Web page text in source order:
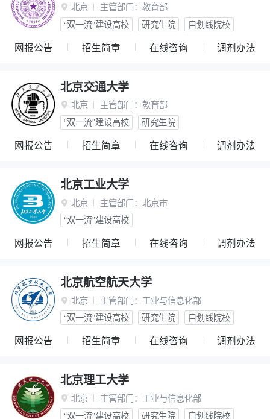
 北京 主管部门： 教育部
“双一流”建设高校
研究生院 自划线院校
网报公告 招生简章 在线咨询 调剂办法
北京交通大学
 北京 主管部门： 教育部
“双一流”建设高校
研究生院
网报公告 招生简章 在线咨询 调剂办法
北京工业大学
 北京 主管部门： 北京市
“双一流”建设高校
网报公告 招生简章 在线咨询 调剂办法
北京航空航天大学
 北京 主管部门： 工业与信息化部
“双一流”建设高校
研究生院 自划线院校
网报公告 招生简章 在线咨询 调剂办法
北京理工大学
 北京 主管部门： 工业与信息化部
“双一流”建设高校
研究生院 自划线院校